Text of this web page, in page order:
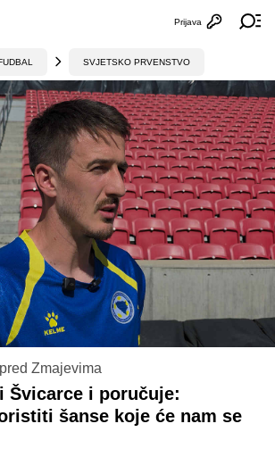
Otvori
Prijava
SVJETSKO PRVENSTVO
Zmajevima
Švicarce i poručuje:
šanse koje će nam se